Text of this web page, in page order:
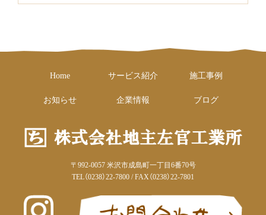
Home サービス紹介 施工事例
お知らせ 企業情報 ブログ
〒992-0057 米沢市成島町一丁目6番70号
TEL（0238）22-7800 / FAX（0238）22-7801